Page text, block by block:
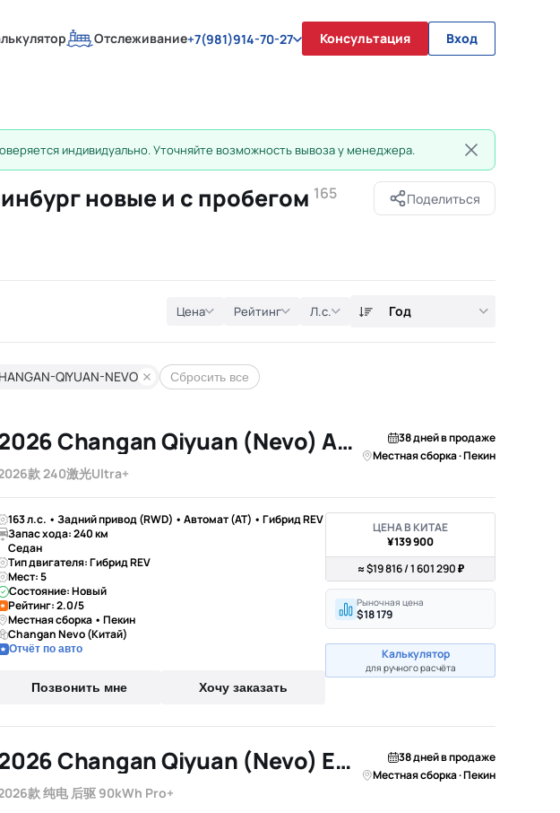
Отслеживание+7(981)914-70-27 Консультация Вход
индивидуально. Уточняйте возможность вывоза у менеджера.
новые и с пробегом 165 Поделиться
Цена Рейтинг Л.с. Год
QIYUAN-NEVO Сбросить все
2026 Changan Qiyuan (Nevo) A06
款 240激光Ultra+
38 дней в продаже
Местная сборка · Пекин
163 л.с. • Задний привод (RWD) • Автомат (AT) • Гибрид REV
Запас хода: 240 км
Седан
Тип двигателя: Гибрид REV
Мест: 5
Состояние: Новый
Рейтинг: 2.0/5
Местная сборка • Пекин
Changan Nevo (Китай)
Отчёт по авто
Позвонить мне Хочу заказать
ЦЕНА В КИТАЕ
¥139 900
≈ $19 816 / 1 601 290 ₽
Рыночная цена
$18 179
Калькулятор
для ручного расчёта
2026 Changan Qiyuan (Nevo) E07
款 纯电 后驱 90kWh Pro+
38 дней в продаже
Местная сборка · Пекин